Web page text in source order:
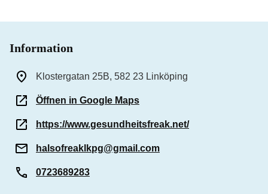
Information
Klostergatan 25B, 582 23 Linköping
Öffnen in Google Maps
https://www.gesundheitsfreak.net/
halsofreaklkpg@gmail.com
0723689283